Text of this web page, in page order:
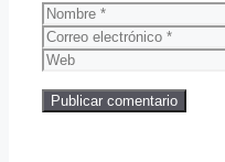
Nombre
Correo
electrónico
Web